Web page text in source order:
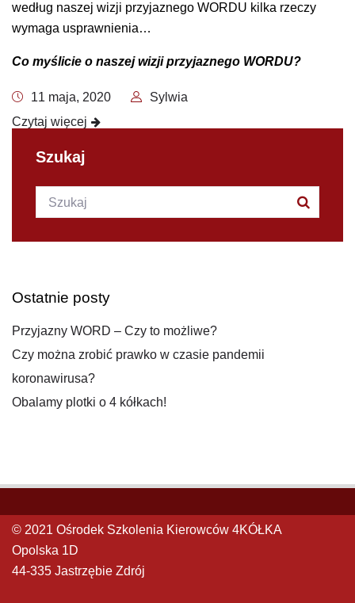
według naszej wizji przyjaznego WORDU kilka rzeczy
wymaga usprawnienia…
Co myślicie o naszej wizji przyjaznego WORDU?
11 maja, 2020
Sylwia
Czytaj więcej
Szukaj
Szukana fraza:
Ostatnie posty
Przyjazny WORD – Czy to możliwe?
Czy można zrobić prawko w czasie pandemii
koronawirusa?
Obalamy plotki o 4 kółkach!
© 2021 Ośrodek Szkolenia Kierowców 4KÓŁKA
Opolska 1D
44-335 Jastrzębie Zdrój